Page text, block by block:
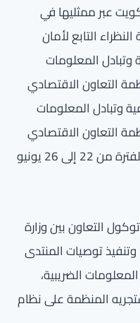
عبر ممثليها في
التابع لأمان
وتبادل المعلومات
التعاون الاقتصادي
وتبادل المعلومات
التعاون الاقتصادي
والتنمية (OECD) في باريس خلال الفترة من 22 إلى 26 يونيو
التعاون بين وزارة
وتنفيذ توصيات المنتدى
الضريبية،
المنظمة على نظام